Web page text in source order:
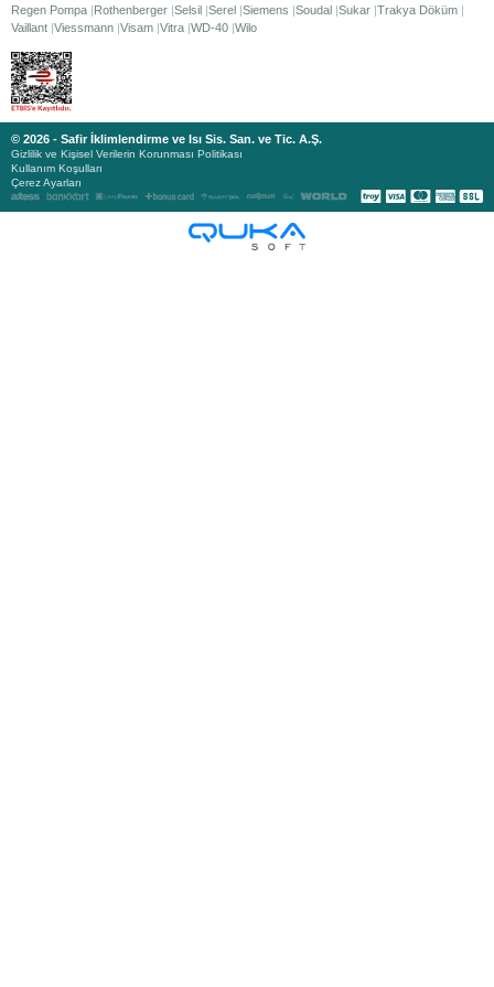
Regen Pompa Rothenberger Selsil Serel Siemens Soudal Sukar Trakya Döküm
Vaillant Viessmann Visam Vitra WD-40 Wilo
© 2026 - Safir İklimlendirme ve Isı Sis. San. ve Tic. A.Ş.
Gizlilik ve Kişisel Verilerin Korunması Politikası
Kullanım Koşulları
Çerez Ayarları